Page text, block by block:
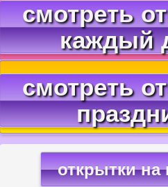
смотреть
каждый
смотреть
открытки на